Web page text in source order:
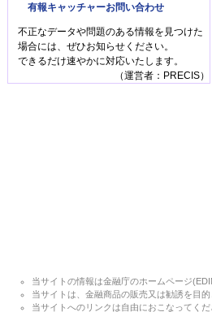
有報キャッチャーお問い合わせ
不正なデータや問題のある情報を見つけた
場合には、ぜひお知らせください。
できるだけ速やかに対応いたします。
（運営者：PRECIS）
当サイトの情報は金融庁のホームページ
当サイトは、金融商品の販売又は勧誘を目
当サイトへのリンクは自由におこなってく